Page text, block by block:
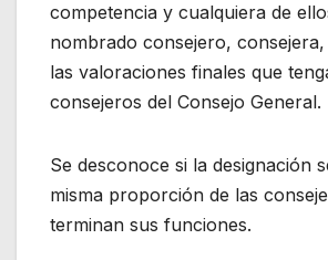
competencia y cualquiera de
nombrado consejero,
las valoraciones finales que
consejeros del Consejo General.
Se desconoce si la designación
misma proporción de las
terminan sus funciones.